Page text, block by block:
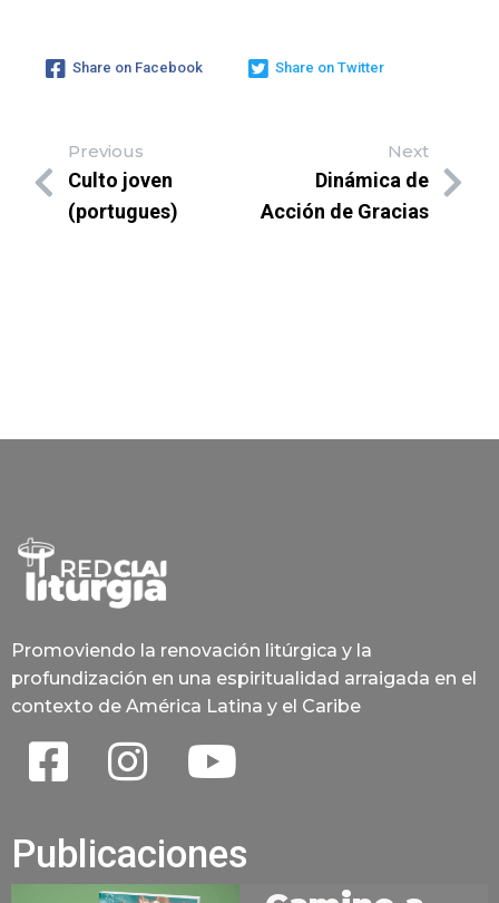
Share on Facebook Share on Twitter
Previous
Culto joven
(portugues)
Next
Dinámica de
Acción de Gracias
Promoviendo la renovación litúrgica y la
profundización en una espiritualidad arraigada en el
contexto de América Latina y el Caribe
Publicaciones